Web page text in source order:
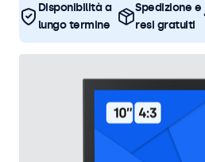
Disponibilità a
lungo termine
Spedizione e
resi gratuiti